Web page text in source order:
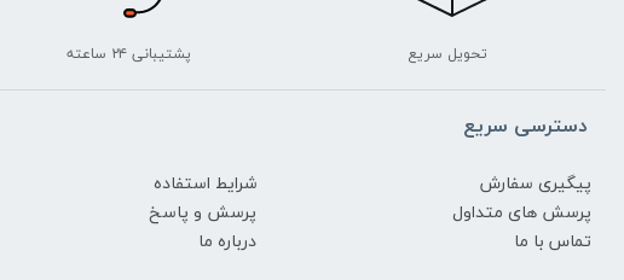
تحویل سریع پشتیبانی ۲۴ ساعته
دسترسی سریع
پیگیری سفارش شرایط استفاده
پرسش های متداول
پرسش و پاسخ
تماس با ما
درباره ما